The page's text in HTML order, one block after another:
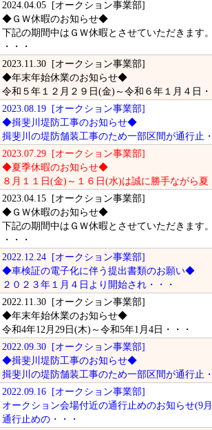
2024.04.05 [オークション事業部]
◆ＧＷ休暇のお知らせ◆
下記の期間中はＧＷ休暇とさせていただきます。
・・・
2023.11.30 [オークション事業部]
◆年末年始休業のお知らせ◆
令和５年１２月２９日(金)～令和６年１月４日・
2023.08.19 [オークション事業部]
◆揖斐川堤防工事のお知らせ◆
揖斐川の堤防舗装工事のため一部区間が通行止
2023.07.29 [オークション事業部]
◆夏季休暇のお知らせ◆
８月１１日(金)～１６日(水)は誠に勝手ながら夏
2023.04.15 [オークション事業部]
◆ＧＷ休暇のお知らせ◆
下記の期間中はＧＷ休暇とさせていただきます。
・・・
2022.12.24 [オークション事業部]
◆車検証の電子化に伴う提出書類のお願い◆
２０２３年１月４日より開始され・・・
2022.11.30 [オークション事業部]
◆年末年始休業のお知らせ◆
令和4年12月29日(木)～令和5年1月4日・・・
2022.09.30 [オークション事業部]
◆揖斐川堤防工事のお知らせ◆
揖斐川の堤防舗装工事のため一部区間が通行止
2022.09.16 [オークション事業部]
オークション会場付近の通行止めのお知らせ(9
通行止めの・・・